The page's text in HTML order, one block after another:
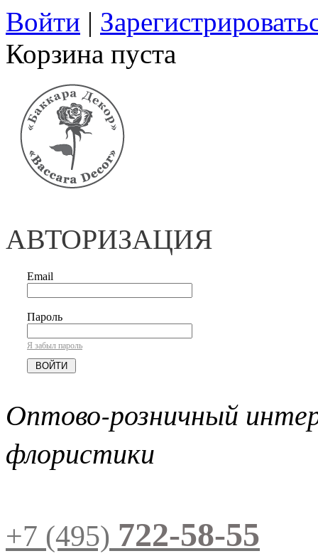
Войти |
Корзина пуста
АВТОРИЗАЦИЯ
Email
Пароль
Я забыл пароль
Оптово-розничный
флористики
+7 (495) 722-58-55